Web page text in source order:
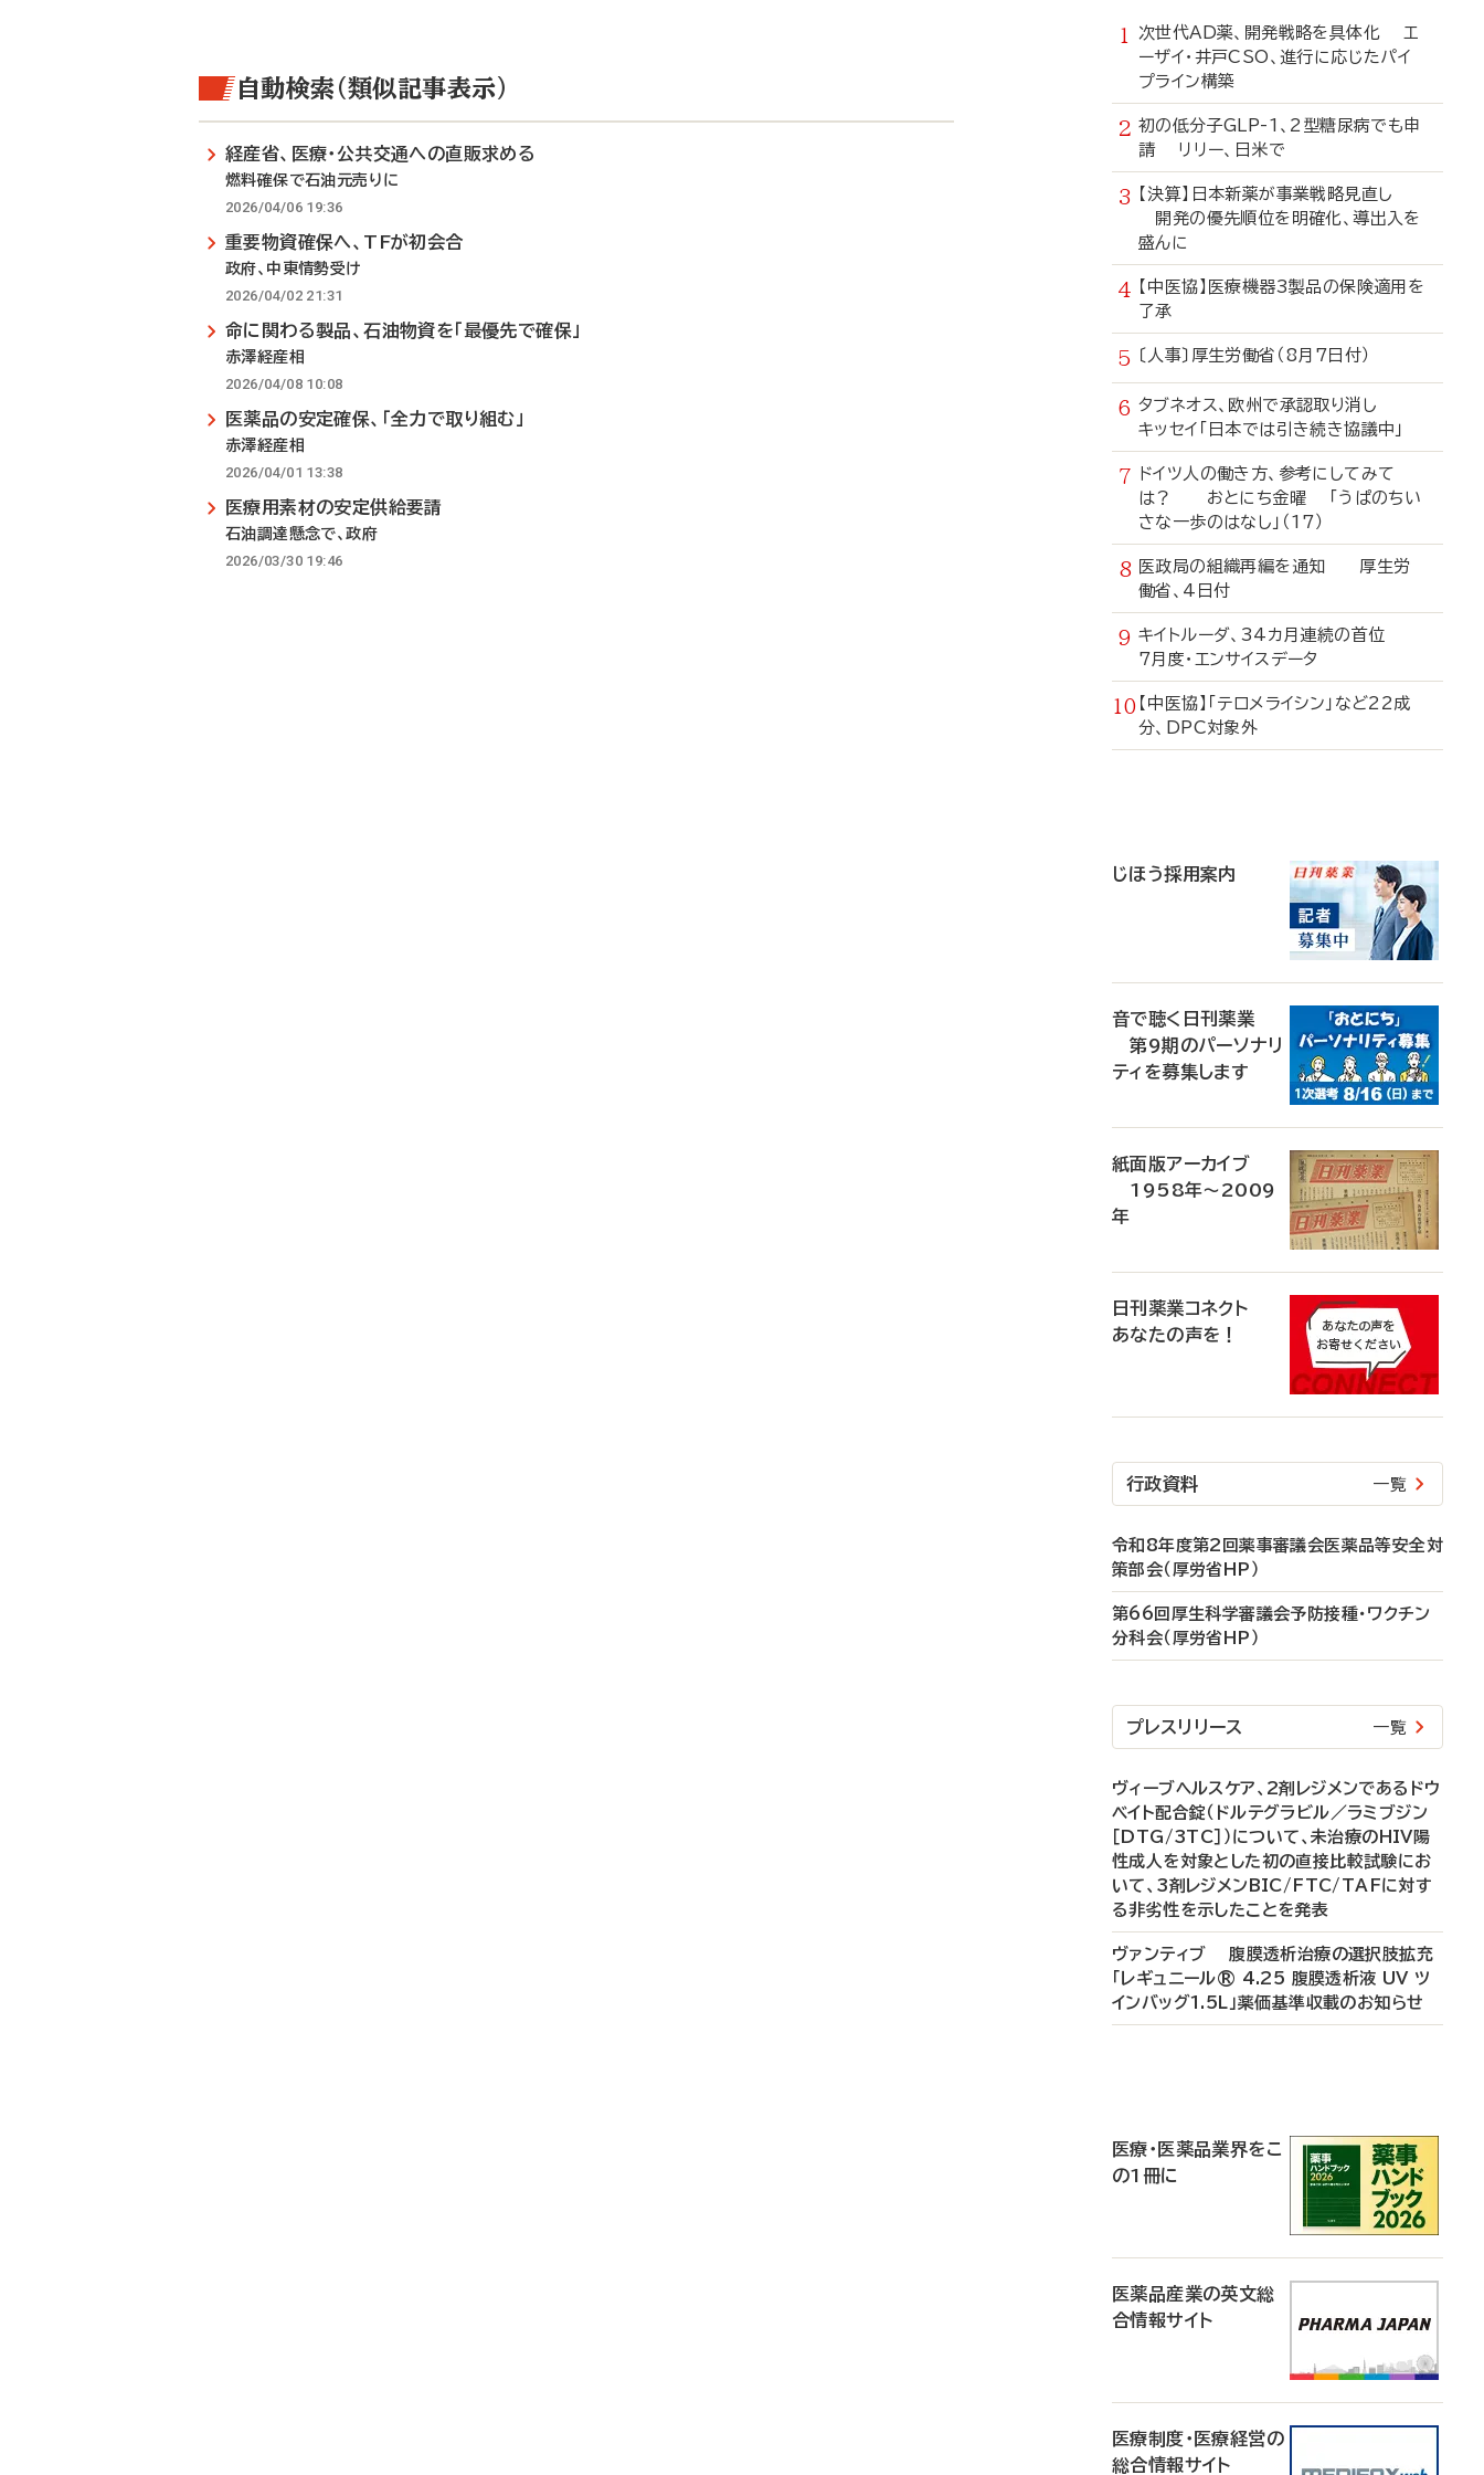
自動検索（類似記事表示）
経産省、医療・公共交通への直販求める
燃料確保で石油元売りに
2026/04/06 19:36
重要物資確保へ、TFが初会合
政府、中東情勢受け
2026/04/02 21:31
命に関わる製品、石油物資を「最優先で確保」
赤澤経産相
2026/04/08 10:08
医薬品の安定確保、「全力で取り組む」
赤澤経産相
2026/04/01 13:38
医療用素材の安定供給要請
石油調達懸念で、政府
2026/03/30 19:46
次世代AD薬、開発戦略を具体化 エ
ーザイ・井戸CSO、進行に応じたパイ
プライン構築
初の低分子GLP-1、2型糖尿病でも申
請 リリー、日米で
【決算】日本新薬が事業戦略見直し
開発の優先順位を明確化、導出入を
盛んに
【中医協】医療機器3製品の保険適用を
了承
〔人事〕厚生労働省（8月7日付）
タブネオス、欧州で承認取り消し
キッセイ「日本では引き続き協議中」
ドイツ人の働き方、参考にしてみて
は？ おとにち金曜 「うぱのちい
さな一歩のはなし」（17）
医政局の組織再編を通知 厚生労
働省、4日付
キイトルーダ、34カ月連続の首位
7月度・エンサイスデータ
【中医協】「テロメライシン」など22成
分、DPC対象外
じほう採用案内
音で聴く日刊薬業
第9期のパーソナリ
ティを募集します
紙面版アーカイブ
1958年～2009
年
日刊薬業コネクト
あなたの声を！
行政資料 一覧
令和8年度第2回薬事審議会医薬品等安全対
策部会（厚労省HP）
第66回厚生科学審議会予防接種・ワクチン
分科会（厚労省HP）
プレスリリース 一覧
ヴィーブヘルスケア、2剤レジメンであるドウ
ベイト配合錠（ドルテグラビル／ラミブジン
［DTG/3TC］）について、未治療のHIV陽
性成人を対象とした初の直接比較試験にお
いて、3剤レジメンBIC/FTC/TAFに対す
る非劣性を示したことを発表
ヴァンティブ 腹膜透析治療の選択肢拡充
「レギュニール® 4.25 腹膜透析液 UV ツ
インバッグ1.5L」薬価基準収載のお知らせ
医療・医薬品業界をこ
の1冊に
医薬品産業の英文総
合情報サイト
医療制度・医療経営の
総合情報サイト